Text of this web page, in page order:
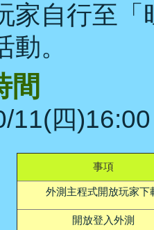
家自行至
。
間
11(四
事項
外測主程式開放玩家下
開放登入外測